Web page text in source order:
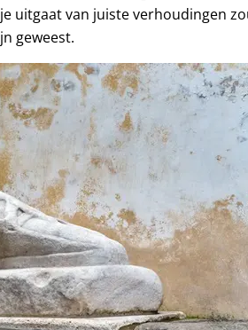
uitgaat van juiste verhoudingen
geweest.